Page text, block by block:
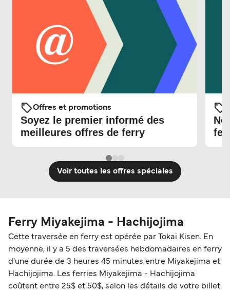
Offres et promotions
Soyez le premier informé des
meilleures offres de ferry
Voir toutes les offres spéciales
Ferry Miyakejima - Hachijojima
Cette traversée en ferry est opérée par Tokai Kisen. En
moyenne, il y a 5 des traversées hebdomadaires en ferry
d'une durée de 3 heures 45 minutes entre Miyakejima et
Hachijojima. Les ferries Miyakejima - Hachijojima
coûtent entre 25$ et 50$, selon les détails de votre billet.